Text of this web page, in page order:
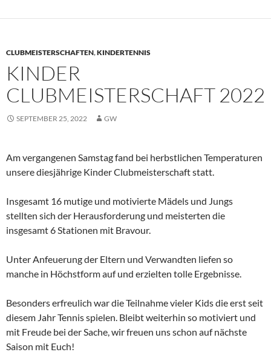
CLUBMEISTERSCHAFTEN,KINDERTENNIS
KINDER
CLUBMEISTERSCHAFT 2022
SEPTEMBER 25, 2022 GW
Am vergangenen Samstag fand bei herbstlichen Temperaturen
unsere diesjährige Kinder Clubmeisterschaft statt.
Insgesamt 16 mutige und motivierte Mädels und Jungs
stellten sich der Herausforderung und meisterten die
insgesamt 6 Stationen mit Bravour.
Unter Anfeuerung der Eltern und Verwandten liefen so
manche in Höchstform auf und erzielten tolle Ergebnisse.
Besonders erfreulich war die Teilnahme vieler Kids die erst seit
diesem Jahr Tennis spielen. Bleibt weiterhin so motiviert und
mit Freude bei der Sache, wir freuen uns schon auf nächste
Saison mit Euch!